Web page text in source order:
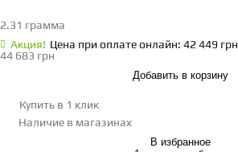
2.31 грамма
Акция! Цена при оплате онлайн: 42 449 грн
44 683 грн
Добавить в корзину
Купить в 1 клик
Наличие в магазинах
В избранное